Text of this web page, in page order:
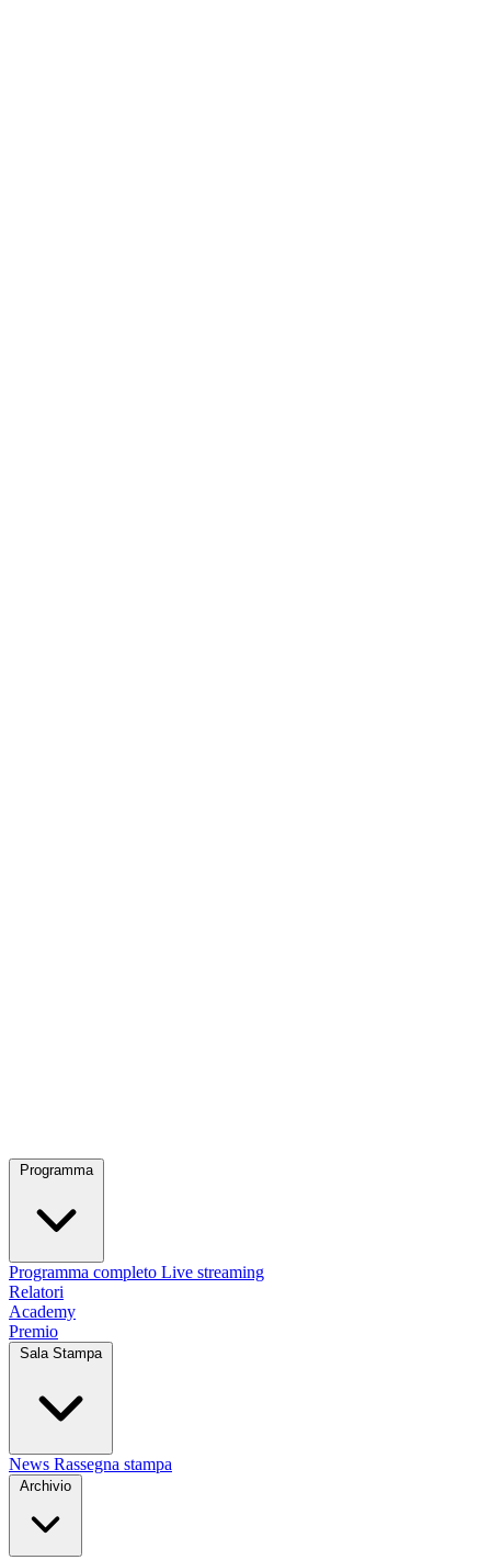
Programma
Programma completo Live streaming
Relatori
Academy
Premio
Sala Stampa
News Rassegna stampa
Archivio